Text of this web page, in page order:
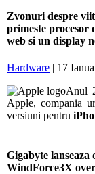
Zvonuri despre
primeste procesor
web si un display
Hardware | 17
Anul
Apple, compania
versiuni pentru
Gigabyte lanseaza
WindForce3X